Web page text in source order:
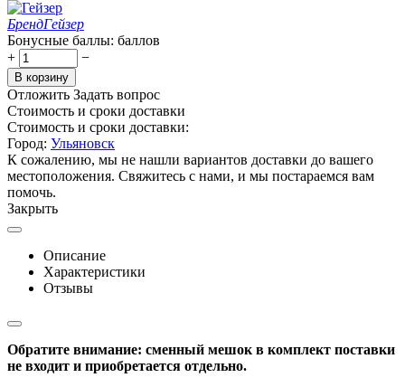
БрендГейзер
Бонусные баллы: баллов
+
−
В корзину
Отложить Задать вопрос
Стоимость и сроки доставки
Стоимость и сроки доставки:
Город: Ульяновск
К сожалению, мы не нашли вариантов доставки до вашего
местоположения. Свяжитесь с нами, и мы постараемся вам
помочь.
Закрыть
Описание
Характеристики
Отзывы
Обратите внимание: сменный мешок в комплект поставки
не входит и приобретается отдельно.